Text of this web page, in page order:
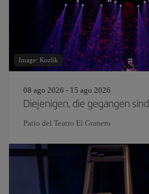
Image: Kozlik
08 ago 2026 - 15 ago 2026
Diejenigen, die gegangen sind
Patio del Teatro El Granero